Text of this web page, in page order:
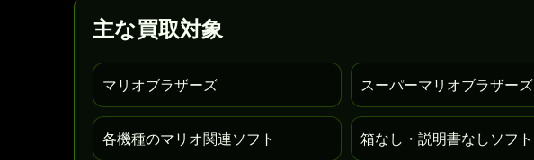
主な買取対象
マリオブラザーズ スーパーマリオブラザーズ
各機種のマリオ関連ソフト 箱なし・説明書なしソフト